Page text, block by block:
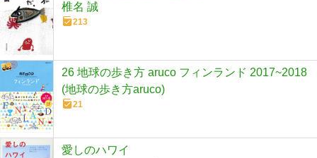
椎名 誠
213
26 地球の歩き方 aruco フィンランド 2017~2018
(地球の歩き方aruco)
21
愛しのハワイ